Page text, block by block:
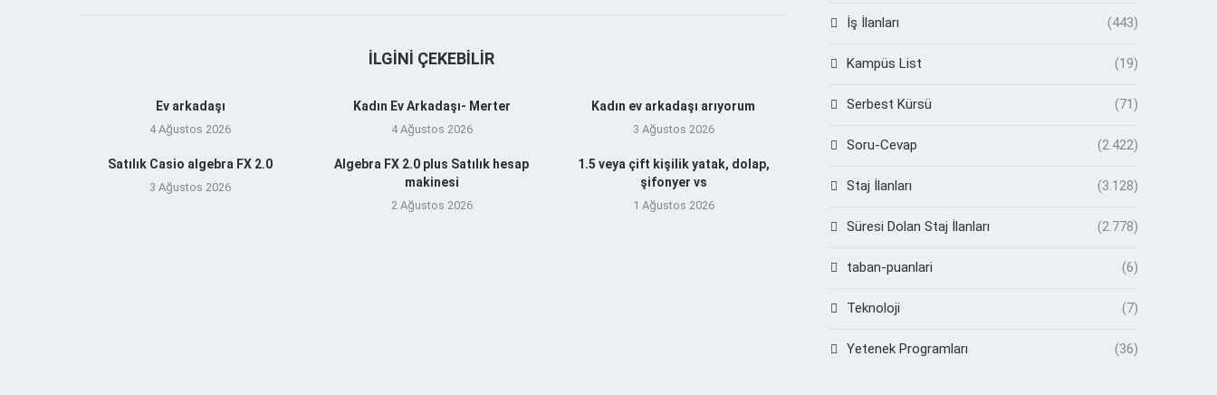
İLGINI ÇEKEBILIR
Ev arkadaşı
4 Ağustos 2026
Kadın Ev Arkadaşı- Merter
4 Ağustos 2026
Kadın ev arkadaşı arıyorum
3 Ağustos 2026
Satılık Casio algebra FX 2.0
3 Ağustos 2026
Algebra FX 2.0 plus Satılık hesap
makinesi
2 Ağustos 2026
1.5 veya çift kişilik yatak, dolap,
şifonyer vs
1 Ağustos 2026
İş İlanları (443)
Kampüs List (19)
Serbest Kürsü (71)
Soru-Cevap (2.422)
Staj İlanları (3.128)
Süresi Dolan Staj İlanları (2.778)
taban-puanlari (6)
Teknoloji (7)
Yetenek Programları (36)